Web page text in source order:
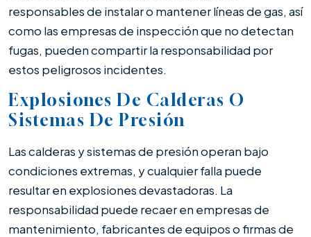
responsables de instalar o mantener líneas de gas, así
como las empresas de inspección que no detectan
fugas, pueden compartir la responsabilidad por
estos peligrosos incidentes.
Explosiones De Calderas O
Sistemas De Presión
Las calderas y sistemas de presión operan bajo
condiciones extremas, y cualquier falla puede
resultar en explosiones devastadoras. La
responsabilidad puede recaer en empresas de
mantenimiento, fabricantes de equipos o firmas de